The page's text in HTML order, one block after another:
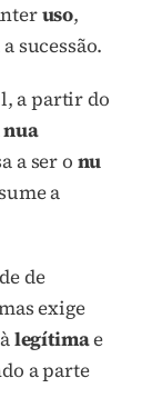
uso,
sucessão.
a partir do
nua
a ser o nu
a
de
exige
legítimae
a parte